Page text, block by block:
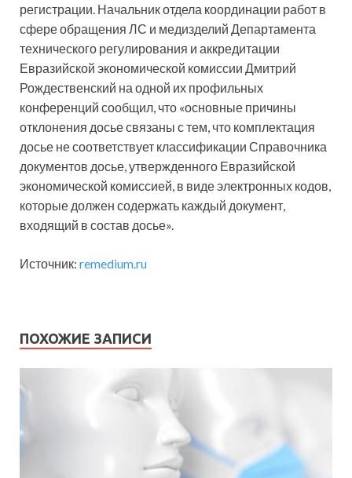
регистрации. Начальник отдела координации работ в
сфере обращения ЛС и медизделий Департамента
технического регулирования и аккредитации
Евразийской экономической комиссии Дмитрий
Рождественский на одной их профильных
конференций сообщил, что «основные причины
отклонения досье связаны с тем, что комплектация
досье не соответствует классификации Справочника
документов досье, утвержденного Евразийской
экономической комиссией, в виде электронных кодов,
которые должен содержать каждый документ,
входящий в состав досье».
Источник: remedium.ru
ПОХОЖИЕ ЗАПИСИ